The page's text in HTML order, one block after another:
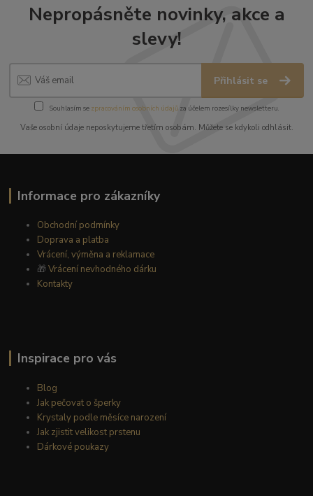
Nepropásněte novinky, akce a
slevy!
Přihlásit se
Souhlasím se zpracováním osobních údajůza účelem rozesílky newsletteru.
Vaše osobní údaje neposkytujeme třetím osobám. Můžete se kdykoli odhlásit.
Informace pro zákazníky
Obchodní podmínky
Doprava a platba
Vrácení, výměna a reklamace
🎁Vrácení nevhodného dárku
Kontakty
Inspirace pro vás
Blog
Jak pečovat o šperky
Krystaly podle měsíce narození
Jak zjistit velikost prstenu
Dárkové poukazy